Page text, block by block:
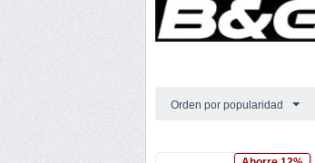
Orden por popularidad